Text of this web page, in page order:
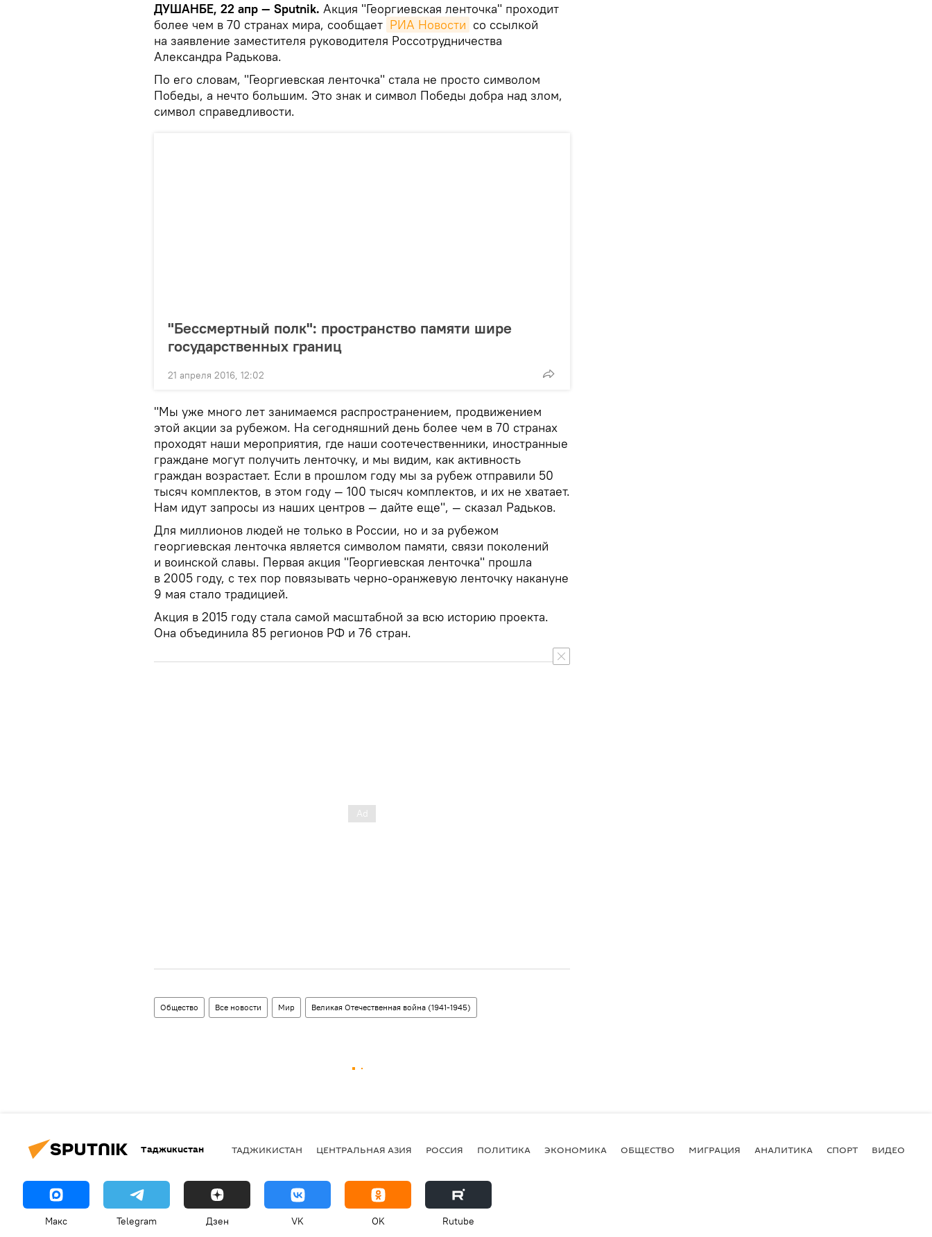
ДУШАНБЕ, 22 апр — Sputnik. Акция "Георгиевская ленточка" проходит
более чем в 70 странах мира, сообщает РИА Новости со ссылкой
на заявление заместителя руководителя Россотрудничества
Александра Радькова.
По его словам, "Георгиевская ленточка" стала не просто символом
Победы, а нечто большим. Это знак и символ Победы добра над злом,
символ справедливости.
"Бессмертный полк": пространство памяти шире
государственных границ
21 апреля 2016, 12:02
"Мы уже много лет занимаемся распространением, продвижением
этой акции за рубежом. На сегодняшний день более чем в 70 странах
проходят наши мероприятия, где наши соотечественники, иностранные
граждане могут получить ленточку, и мы видим, как активность
граждан возрастает. Если в прошлом году мы за рубеж отправили 50
тысяч комплектов, в этом году — 100 тысяч комплектов, и их не хватает.
Нам идут запросы из наших центров — дайте еще", — сказал Радьков.
Для миллионов людей не только в России, но и за рубежом
георгиевская ленточка является символом памяти, связи поколений
и воинской славы. Первая акция "Георгиевская ленточка" прошла
в 2005 году, с тех пор повязывать черно-оранжевую ленточку накануне
9 мая стало традицией.
Акция в 2015 году стала самой масштабной за всю историю проекта.
Она объединила 85 регионов РФ и 76 стран.
Общество Все новости Мир Великая Отечественная война (1941-1945)
Таджикистан ТАДЖИКИСТАН ЦЕНТРАЛЬНАЯ АЗИЯ РОССИЯ ПОЛИТИКА ЭКОНОМИКА ОБЩЕСТВО МИГРАЦИЯ АНАЛИТИКА СПОРТ ВИДЕО
Макс Telegram Дзен VK OK Rutube